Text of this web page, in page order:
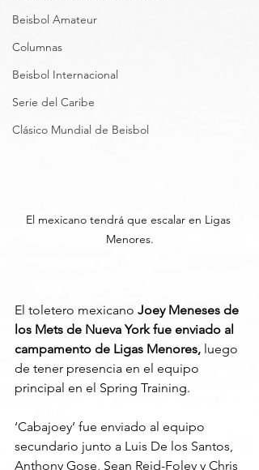
Beisbol Amateur
Columnas
Beisbol Internacional
Serie del Caribe
Clásico Mundial de Beisbol
El mexicano tendrá que escalar en Ligas
Menores.
El toletero mexicano Joey Meneses de
los Mets de Nueva York fue enviado al
campamento de Ligas Menores, luego
de tener presencia en el equipo
principal en el Spring Training.
‘Cabajoey’ fue enviado al equipo
secundario junto a Luis De los Santos,
Anthony Gose, Sean Reid-Foley y Chris